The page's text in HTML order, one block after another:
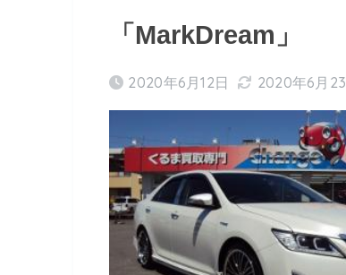
「MarkDream」
2020年6月12日 2020年6月